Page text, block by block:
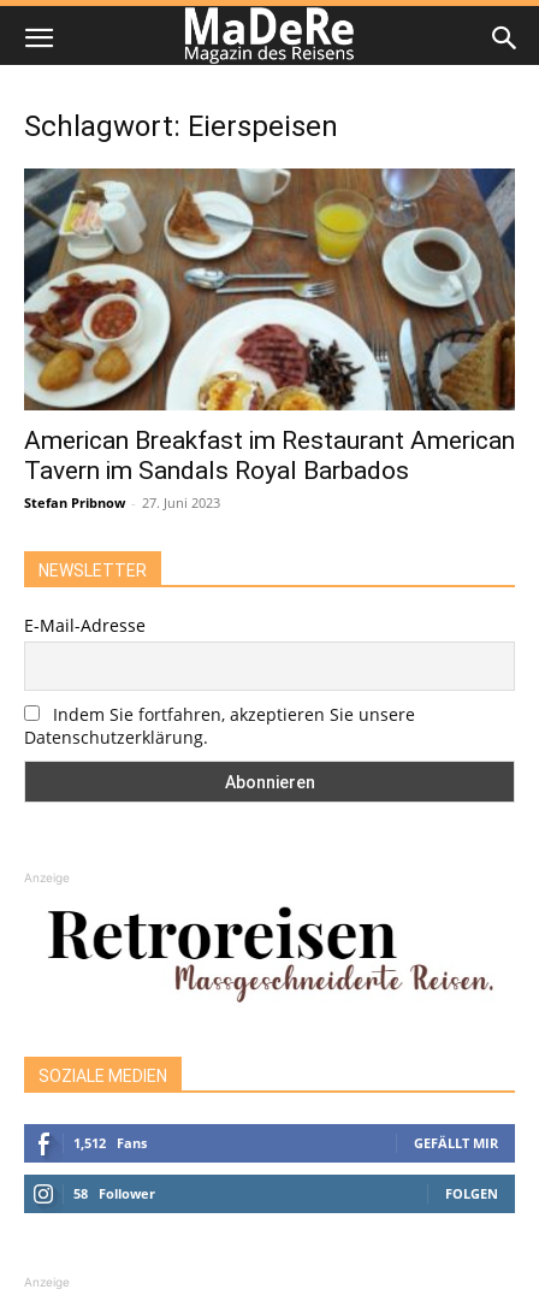
Schlagwort: Eierspeisen
American Breakfast im Restaurant American
Tavern im Sandals Royal Barbados
Stefan Pribnow - 27. Juni 2023
NEWSLETTER
E-Mail-Adresse
Indem Sie fortfahren, akzeptieren Sie unsere
Datenschutzerklärung.
Anzeige
SOZIALE MEDIEN
1,512 Fans GEFÄLLT MIR
58 Follower FOLGEN
Anzeige